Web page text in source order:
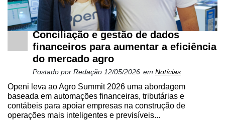
Conciliação e gestão de dados
financeiros para aumentar a eficiência
do mercado agro
Postado por Redação 12/05/2026 em Notícias
Openi leva ao Agro Summit 2026 uma abordagem
baseada em automações financeiras, tributárias e
contábeis para apoiar empresas na construção de
operações mais inteligentes e previsíveis...